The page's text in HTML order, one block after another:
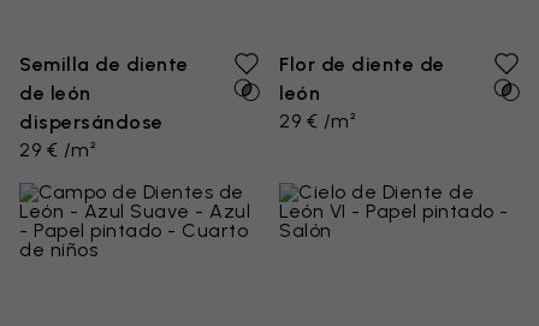
Semilla de diente
de león
dispersándose
29 € /m²
Flor de diente de
león
29 € /m²